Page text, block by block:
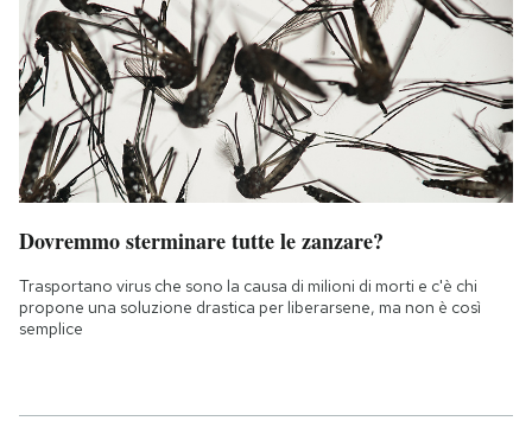
Dovremmo sterminare tutte le zanzare?
Trasportano virus che sono la causa di milioni di morti e c'è chi
propone una soluzione drastica per liberarsene, ma non è così
semplice